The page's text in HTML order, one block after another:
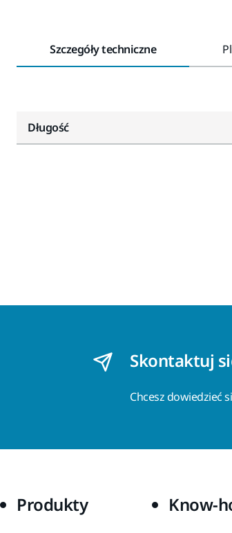
Szczegóły techniczne
Długość
Skontaktuj
Chcesz dowiedzieć
Produkty Know-